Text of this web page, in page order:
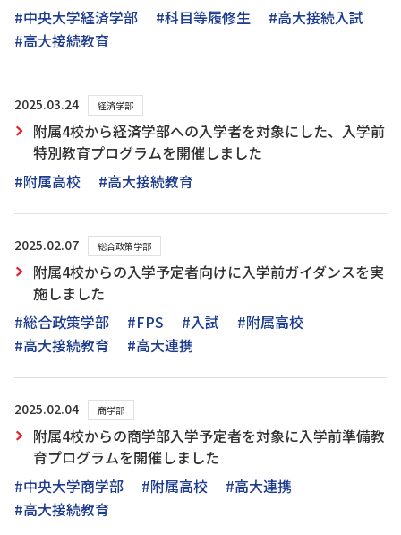
#中央大学経済学部
#科目等履修生
#高大接続入試
#高大接続教育
2025.03.24 経済学部
附属4校から経済学部への入学者を対象にした、入学前
特別教育プログラムを開催しました
#附属高校
#高大接続教育
2025.02.07 総合政策学部
附属4校からの入学予定者向けに入学前ガイダンスを実
施しました
#総合政策学部
#FPS #入試
#附属高校
#高大接続教育
#高大連携
2025.02.04 商学部
附属4校からの商学部入学予定者を対象に入学前準備教
育プログラムを開催しました
#中央大学商学部
#附属高校
#高大連携
#高大接続教育